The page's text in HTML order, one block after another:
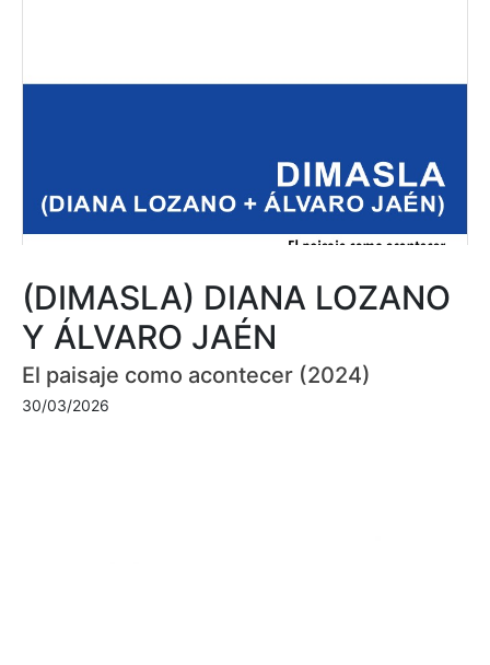
(DIMASLA) DIANA LOZANO
Y ÁLVARO JAÉN
El paisaje como acontecer (2024)
30/03/2026